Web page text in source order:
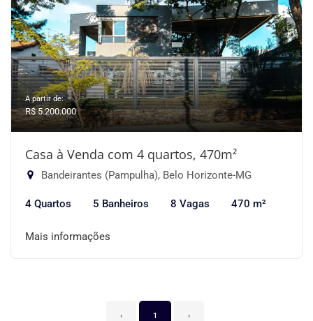
A partir de:
R$ 5.200.000
Casa à Venda com 4 quartos, 470m²
Bandeirantes (Pampulha), Belo Horizonte-MG
4 Quartos 5 Banheiros 8 Vagas 470 m²
Mais informações
‹ 1 ›